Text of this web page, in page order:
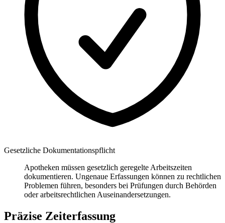
Gesetzliche Dokumentationspflicht
Apotheken müssen gesetzlich geregelte Arbeitszeiten
dokumentieren. Ungenaue Erfassungen können zu rechtlichen
Problemen führen, besonders bei Prüfungen durch Behörden
oder arbeitsrechtlichen Auseinandersetzungen.
Präzise Zeiterfassung